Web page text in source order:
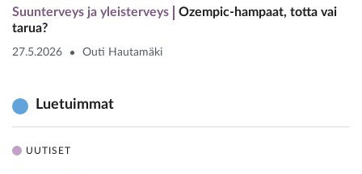
Suunterveys ja yleisterveys
Ozempic-hampaat, totta vai
tarua?
27.5.2026 Outi Hautamäki
Luetuimmat
UUTISET